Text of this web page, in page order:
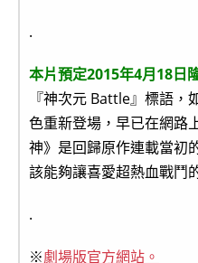
.
本片預定2015年4月18日
『神次元 Battle』標語，
色重新登場，早已在網路
神》是回歸原作連載當初
該能夠讓喜愛超熱血戰鬥
.
※劇場版官方網站。